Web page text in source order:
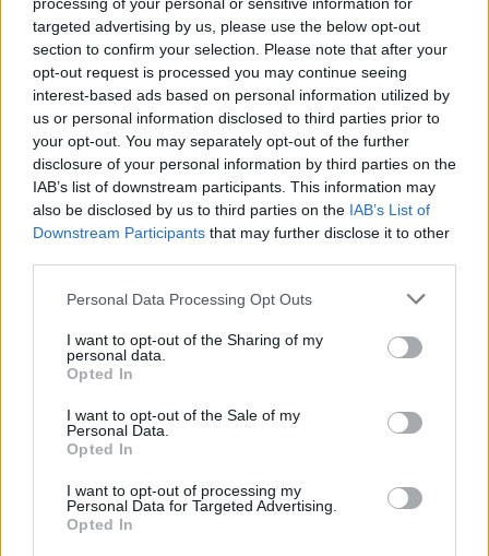
targeted advertising by us, please use the below opt-out
section to confirm your selection. Please note that after your
opt-out request is processed you may continue seeing
interest-based ads based on personal information utilized by
us or personal information disclosed to third parties prior to
your opt-out. You may separately opt-out of the further
disclosure of your personal information by third parties on the
IAB’s list of downstream participants. This information may
also be disclosed by us to third parties on the IAB’s List of
Downstream Participants that may further disclose it to other
Personal Data Processing Opt Outs
I want to opt-out of the Sharing of my
personal data.
Opted In
I want to opt-out of the Sale of my
Personal Data.
Opted In
I want to opt-out of processing my
Personal Data for Targeted Advertising.
Opted In